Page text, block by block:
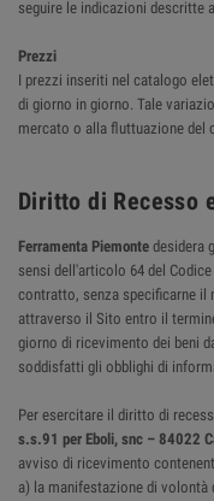
seguire le indicazioni descritte
Prezzi
I prezzi inseriti nel catalogo
di giorno in giorno. Tale
mercato o alla fluttuazione del
Diritto di Recesso
Ferramenta Piemonte desidera
sensi dell'articolo 64 del
contratto, senza specificarne
attraverso il Sito entro il
giorno di ricevimento dei beni
soddisfatti gli obblighi di
Per esercitare il diritto di
s.s.91 per Eboli, snc – 84022
avviso di ricevimento
a) la manifestazione di